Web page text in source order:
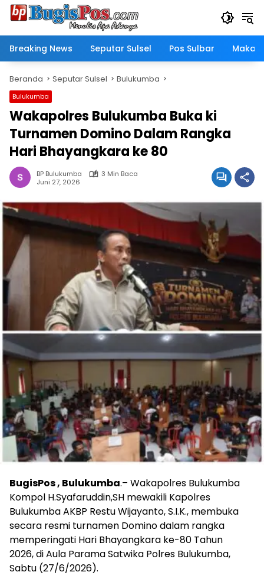
Langsung
Breaking News
Seputar Sulsel Pos Sulbar
Beranda Seputar Sulsel Bulukumba
Bulukumba
Wakapolres Bulukumba Buka ki
Turnamen Domino Dalam Rangka
Hari Bhayangkara ke 80
BP Bulukumba
3 Min Baca
Juni 27, 2026
BugisPos , Bulukumba.– Wakapolres Bulukumba
Kompol H.Syafaruddin,SH mewakili Kapolres
Bulukumba AKBP Restu Wijayanto, S.I.K., membuka
secara resmi turnamen Domino dalam rangka
memperingati Hari Bhayangkara ke-80 Tahun
2026, di Aula Parama Satwika Polres Bulukumba,
Sabtu (27/6/2026).